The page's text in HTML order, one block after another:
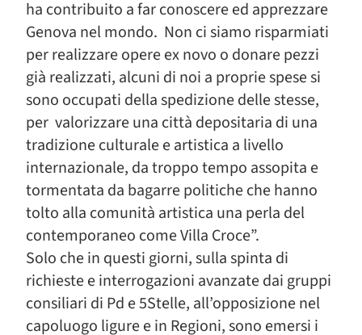
ha contribuito a far conoscere ed apprezzare
Genova nel mondo. Non ci siamo risparmiati
per realizzare opere ex novo o donare pezzi
già realizzati, alcuni di noi a proprie spese si
sono occupati della spedizione delle stesse,
per valorizzare una città depositaria di una
tradizione culturale e artistica a livello
internazionale, da troppo tempo assopita e
tormentata da bagarre politiche che hanno
tolto alla comunità artistica una perla del
contemporaneo come Villa Croce”.
Solo che in questi giorni, sulla spinta di
richieste e interrogazioni avanzate dai gruppi
consiliari di Pd e 5Stelle, all’opposizione nel
capoluogo ligure e in Regioni, sono emersi i